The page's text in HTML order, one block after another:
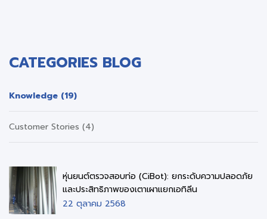
CATEGORIES BLOG
Knowledge (19)
Customer Stories (4)
หุ่นยนต์ตรวจสอบท่อ (CiBot): ยกระดับความปลอดภัย
และประสิทธิภาพของเตาเผาแยกเอทิลีน
22 ตุลาคม 2568